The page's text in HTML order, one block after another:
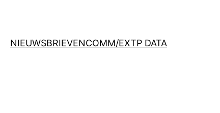
NIEUWSBRIEVENCOMM/EXTP DATA